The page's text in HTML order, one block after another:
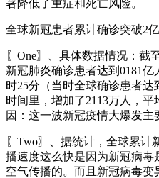
著降低了重症和死亡风险。
全球新冠患者累计确诊突破2
〖One〗、具体数据情况：截
新冠肺炎确诊患者达到0181亿
时25分（当时全球确诊患者达
时间里，增加了2113万人，
因：这一波新冠疫情大爆发主
〖Two〗、据统计，全球累计
播速度这么快是因为新冠病
空气传播的。而且新冠病毒